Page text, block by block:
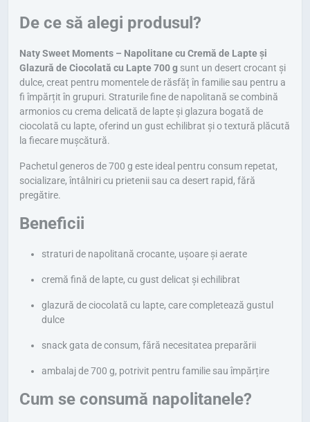
De ce să alegi produsul?
Naty Sweet Moments – Napolitane cu Cremă de Lapte și
Glazură de Ciocolată cu Lapte 700 g sunt un desert crocant și
dulce, creat pentru momentele de răsfăț în familie sau pentru a
fi împărțit în grupuri. Straturile fine de napolitană se combină
armonios cu crema delicată de lapte și glazura bogată de
ciocolată cu lapte, oferind un gust echilibrat și o textură plăcută
la fiecare mușcătură.
Pachetul generos de 700 g este ideal pentru consum repetat,
socializare, întâlniri cu prietenii sau ca desert rapid, fără
pregătire.
Beneficii
straturi de napolitană crocante, ușoare și aerate
cremă fină de lapte, cu gust delicat și echilibrat
glazură de ciocolată cu lapte, care completează gustul
dulce
snack gata de consum, fără necesitatea preparării
ambalaj de 700 g, potrivit pentru familie sau împărțire
Cum se consumă napolitanele?